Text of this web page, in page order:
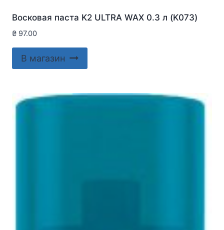
Восковая паста K2 ULTRA WAX 0.3 л (K073)
₴ 97.00
В магазин